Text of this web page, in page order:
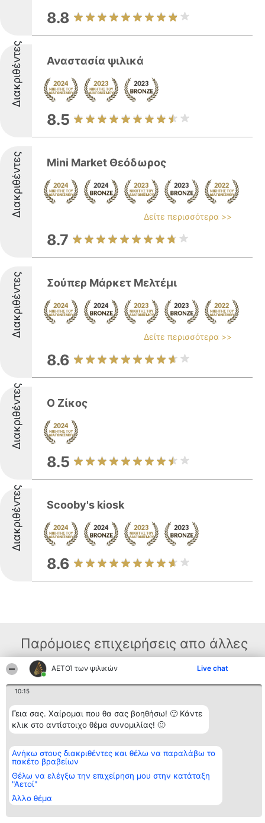
ΑΕΤΟΊ των ψιλικών Live chat
10:15
Γεια σας. Χαίρομαι που θα σας βοηθήσω! 🙂 Κάντε
κλικ στο αντίστοιχο θέμα συνομιλίας! 🙂
Ανήκω στους διακριθέντες και θέλω να παραλάβω το
πακέτο βραβείων
Θέλω να ελέγξω την επιχείρηση μου στην κατάταξη
"Αετοί"
Άλλο θέμα
8.8
Διακριθέντες Αναστασία ψιλικά
8.5
Διακριθέντες Mini Market Θεόδωρος
Δείτε περισσότερα >>
8.7
Διακριθέντες Σούπερ Μάρκετ Μελτέμι
Δείτε περισσότερα >>
8.6
Διακριθέντες Ο Ζίκος
8.5
Διακριθέντες Scooby's kiosk
8.6
Παρόμοιες επιχειρήσεις απο άλλες
περιοχές
Διοργανωτής της
κατάταξης
BEAUTIFUL COMPANY
Μονοπρόσωπη ΙΚΕ
2104128019
email:
aetoi@beautifulcompany.co
Κατάταξη
Διακριθέντες
Λίστα όλων
των
Μεθοδολογία
Όροι &
ΠΟΛΙΤΙΚΗ
ΑΠΟΡΡΗΤΟΥ
Επικοινωνία
Επικοινωνία